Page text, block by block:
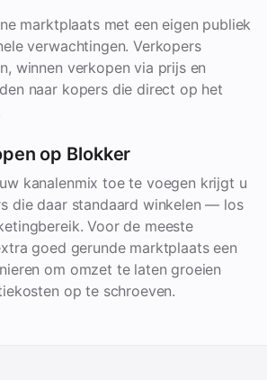
marktplaats met een eigen publiek
verwachtingen. Verkopers
winnen verkopen via prijs en
naar kopers die direct op het
op Blokker
kanalenmix toe te voegen krijgt u
die daar standaard winkelen — los
Voor de meeste
goed gerunde marktplaats een
om omzet te laten groeien
op te schroeven.